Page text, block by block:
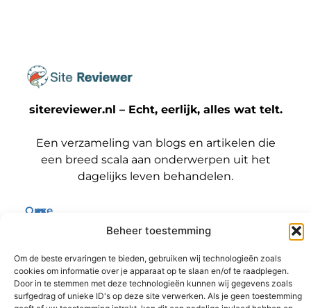
Beheer toestemming
Om de beste ervaringen te bieden, gebruiken wij technologieën zoals
cookies om informatie over je apparaat op te slaan en/of te raadplegen.
Door in te stemmen met deze technologieën kunnen wij gegevens zoals
surfgedrag of unieke ID's op deze site verwerken. Als je geen toestemming
sitereviewer.nl – Echt, eerlijk, alles wat telt.
Een verzameling van blogs en artikelen die
een breed scala aan onderwerpen uit het
dagelijks leven behandelen.
Onze
Bericht categorie